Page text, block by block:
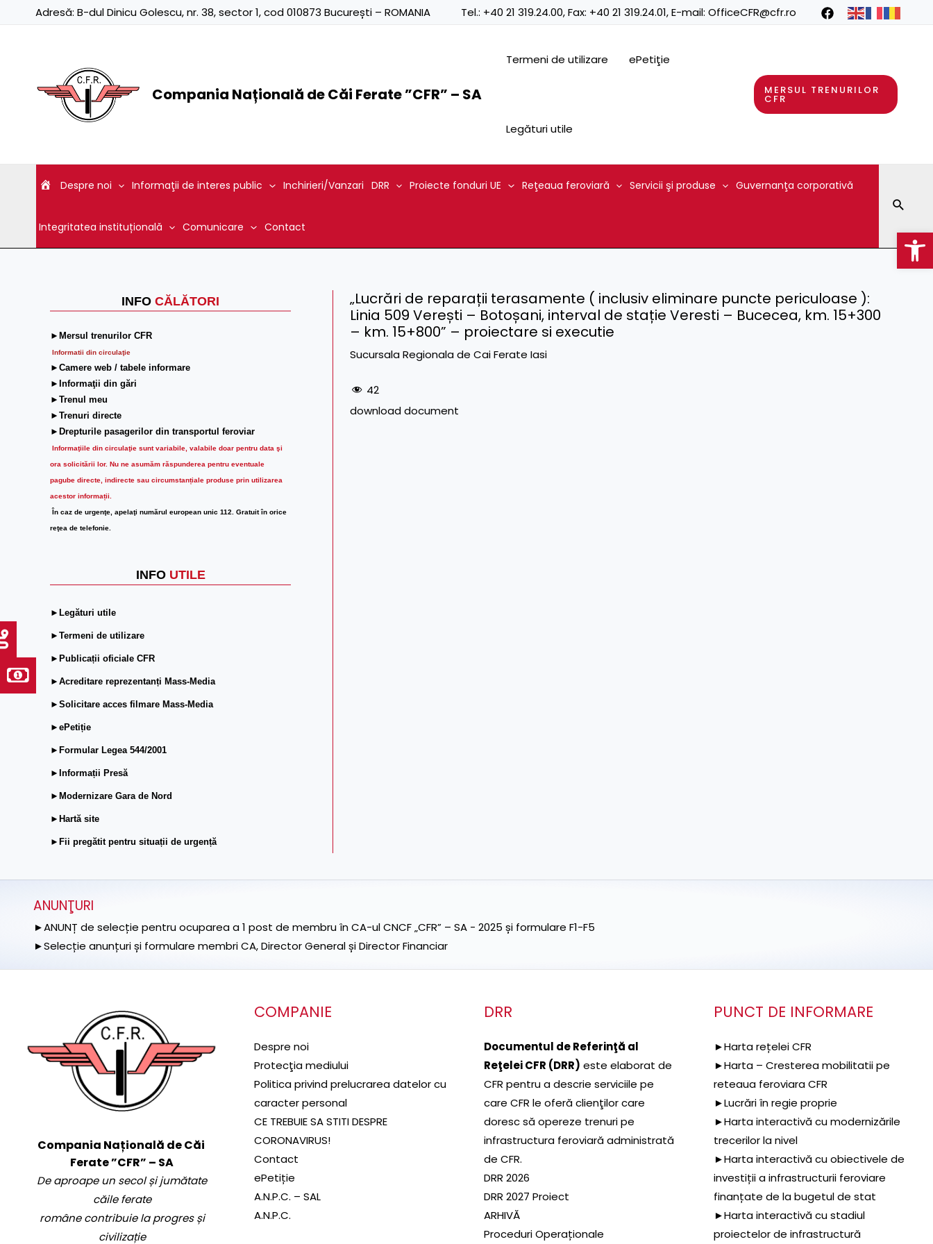
Adresă: B-dul Dinicu Golescu, nr. 38, sector 1, cod 010873 București – ROMANIA Tel.: +40 21 319.24.00, Fax: +40 21 319.24.01, E-mail: OfficeCFR@cfr.ro
Compania Națională de Căi Ferate ”CFR” – SA
Termeni de utilizare ePetiţie
Legături utile
MERSUL TRENURILOR
CFR
Despre noi Informaţii de interes public Inchirieri/Vanzari DRR Proiecte fonduri UE Reţeaua feroviară Servicii şi produse Guvernanţa corporativă
Integritatea instituțională Comunicare Contact
INFO CĂLĂTORI
►Mersul trenurilor CFR
Informatii din circulaţie
►Camere web / tabele informare
►Informaţii din gări
►Trenul meu
►Trenuri directe
►Drepturile pasagerilor din transportul feroviar
Informaţiile din circulaţie sunt variabile, valabile doar pentru data şi
ora solicitării lor. Nu ne asumăm răspunderea pentru eventuale
pagube directe, indirecte sau circumstanțiale produse prin utilizarea
acestor informații.
În caz de urgenţe, apelaţi numărul european unic 112. Gratuit în orice
reţea de telefonie.
INFO UTILE
►Legături utile
►Termeni de utilizare
►Publicații oficiale CFR
►Acreditare reprezentanți Mass-Media
►Solicitare acces filmare Mass-Media
►ePetiție
►Formular Legea 544/2001
►Informații Presă
►Modernizare Gara de Nord
►Hartă site
►Fii pregătit pentru situații de urgență
„Lucrări de reparații terasamente ( inclusiv eliminare puncte periculoase ):
Linia 509 Verești – Botoșani, interval de stație Veresti – Bucecea, km. 15+300
– km. 15+800” – proiectare si executie
Sucursala Regionala de Cai Ferate Iasi
42
download document
ANUNŢURI
►ANUNȚ de selecție pentru ocuparea a 1 post de membru în CA-ul CNCF „CFR” – SA - 2025 și formulare F1-F5
►Selecție anunțuri și formulare membri CA, Director General și Director Financiar
Compania Națională de Căi
Ferate ”CFR” – SA
De aproape un secol și jumătate
căile ferate
române contribuie la progres și
civilizație
COMPANIE
Despre noi
Protecţia mediului
Politica privind prelucrarea datelor cu
caracter personal
CE TREBUIE SA STITI DESPRE
CORONAVIRUS!
Contact
ePetiție
A.N.P.C. – SAL
A.N.P.C.
DRR
Documentul de Referinţă al
Reţelei CFR (DRR) este elaborat de
CFR pentru a descrie serviciile pe
care CFR le oferă clienţilor care
doresc să opereze trenuri pe
infrastructura feroviară administrată
de CFR.
DRR 2026
DRR 2027 Proiect
ARHIVĂ
Proceduri Operaționale
PUNCT DE INFORMARE
►Harta rețelei CFR
►Harta – Cresterea mobilitatii pe
reteaua feroviara CFR
►Lucrări în regie proprie
►Harta interactivă cu modernizările
trecerilor la nivel
►Harta interactivă cu obiectivele de
investiții a infrastructurii feroviare
finanțate de la bugetul de stat
►Harta interactivă cu stadiul
proiectelor de infrastructură